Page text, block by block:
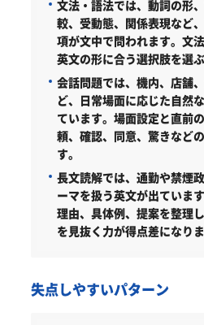
文法・語法では、動詞の形
較、受動態、関係表現など
項が文中で問われます。文
英文の形に合う選択肢を選
会話問題では、機内、店舗
ど、日常場面に応じた自然
ています。場面設定と直前
頼、確認、同意、驚きなど
す。
長文読解では、通勤や禁煙
ーマを扱う英文が出ていま
理由、具体例、提案を整理
を見抜く力が得点差になりま
失点しやすいパターン